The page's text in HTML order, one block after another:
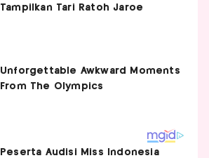
Tampilkan Tari Ratoh Jaroe
Peserta Audisi Miss Indonesia